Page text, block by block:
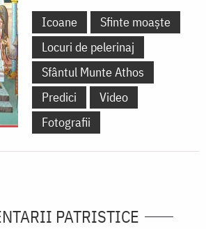
Icoane
Sfinte moaște
Locuri de pelerinaj
Sfântul Munte Athos
Predici
Video
Fotografii
PATRISTICE